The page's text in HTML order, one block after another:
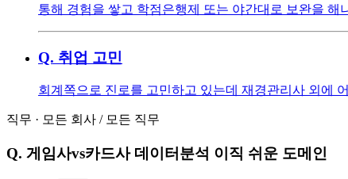
통해 경험을 쌓고 학점은행제 또는 야간대로 보완을
Q. 취업 고민
회계쪽으로 진로를 고민하고 있는데 재경관리사 외에
직무 · 모든 회사 / 모든 직무
Q. 게임사vs카드사 데이터분석 이직 쉬운 도메인